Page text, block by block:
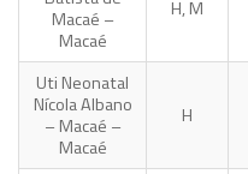
Macaé –
Macaé
H, M
Uti Neonatal
Nícola Albano
– Macaé –
Macaé
H